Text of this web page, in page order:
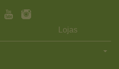
Lojas